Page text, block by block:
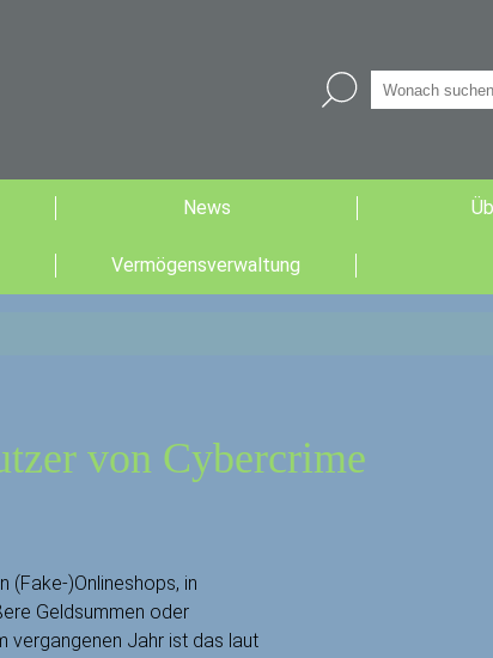
News
Vermögensverwaltung
von Cybercrime
(Fake-)Onlineshops, in
Geldsummen oder
vergangenen Jahr ist das laut